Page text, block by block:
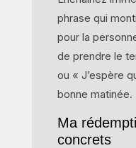
phrase qui
pour la
de prendre le
ou « J’espère
bonne matinée.
Ma
concrets